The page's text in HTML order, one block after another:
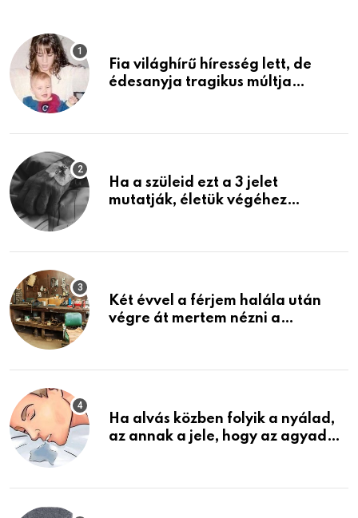
Fia világhírű híresség lett, de
édesanyja tragikus múltja
Ha a szüleid ezt a 3 jelet
mutatják, életük végéhez
Két évvel a férjem halála után
végre át mertem nézni a
életemet
Ha alvás közben folyik a nyálad,
az annak a jele, hogy az agyad…